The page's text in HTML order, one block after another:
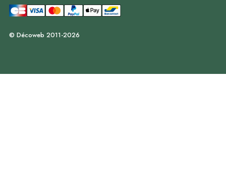
© Décoweb 2011-2026